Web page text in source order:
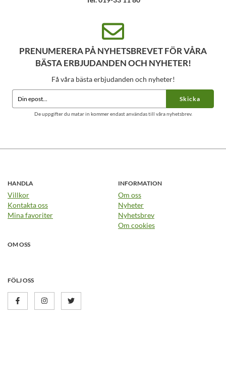
PRENUMERERA PÅ NYHETSBREVET FÖR VÅRA
BÄSTA ERBJUDANDEN OCH NYHETER!
Få våra bästa erbjudanden och nyheter!
Skicka
De uppgifter du matar in kommer endast användas till våra nyhetsbrev.
HANDLA
Villkor
Kontakta oss
Mina favoriter
INFORMATION
Om oss
Nyheter
Nyhetsbrev
Om cookies
OM OSS
FÖLJ OSS